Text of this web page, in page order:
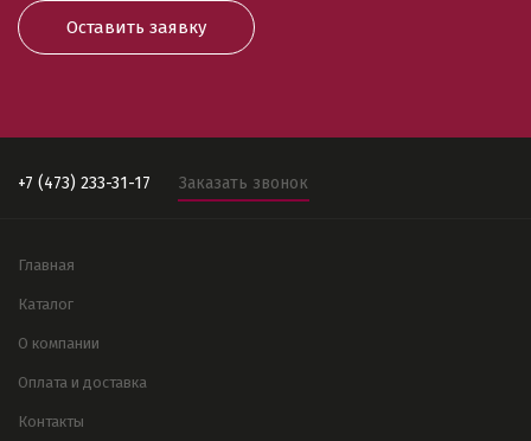
Оставить заявку
+7 (473) 233-31-17 Заказать звонок
Главная
Каталог
О компании
Оплата и доставка
Контакты